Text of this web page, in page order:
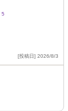
5
[投稿日] 2026/8/3